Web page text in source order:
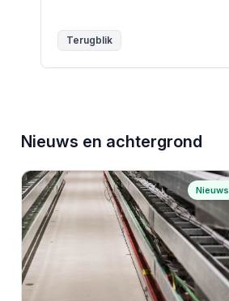
Terugblik
Nieuws en achtergrond
Nieuws